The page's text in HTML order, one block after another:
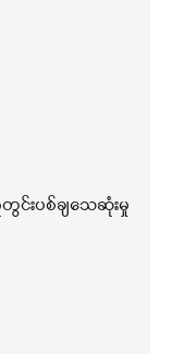
င်းပစ်ချသေဆုံးမှု